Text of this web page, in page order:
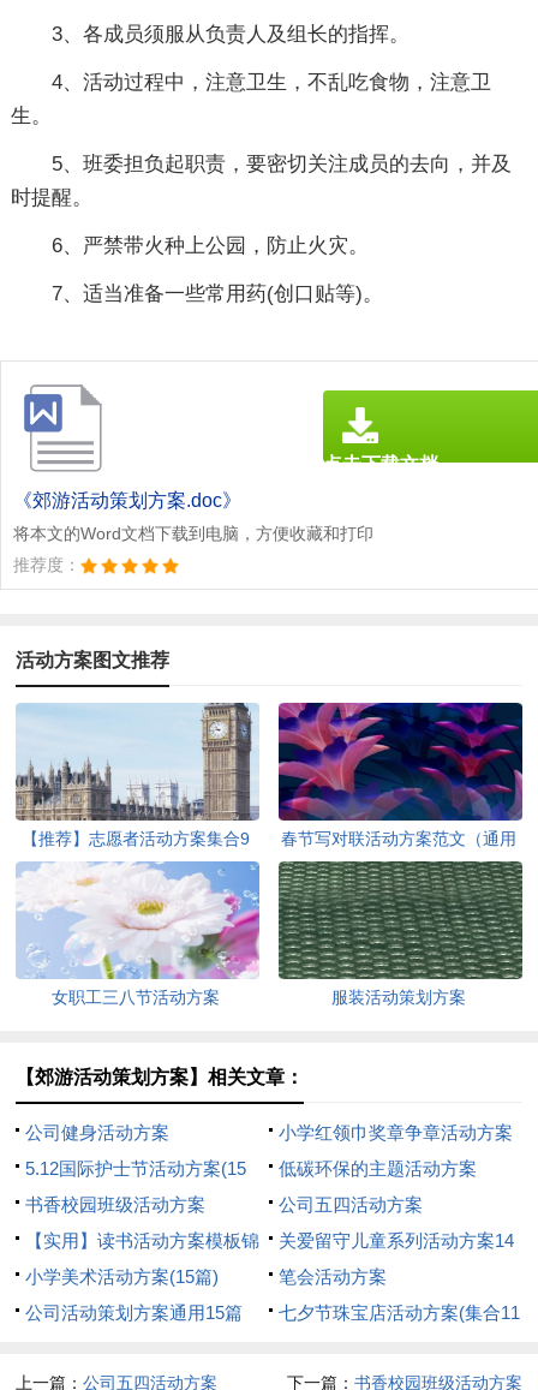
3、各成员须服从负责人及组长的指挥。
4、活动过程中，注意卫生，不乱吃食物，注意卫
生。
5、班委担负起职责，要密切关注成员的去向，并及
时提醒。
6、严禁带火种上公园，防止火灾。
7、适当准备一些常用药(创口贴等)。
《郊游活动策划方案.doc》
将本文的Word文档下载到电脑，方便收藏和打印
推荐度：
点击下载文档
活动方案图文推荐
【推荐】志愿者活动方案集合9
篇
春节写对联活动方案范文（通用
12篇）
女职工三八节活动方案 服装活动策划方案
【郊游活动策划方案】相关文章：
公司健身活动方案
小学红领巾奖章争章活动方案
5.12国际护士节活动方案(15
篇)
低碳环保的主题活动方案
书香校园班级活动方案
公司五四活动方案
【实用】读书活动方案模板锦
集五篇
关爱留守儿童系列活动方案14
篇
小学美术活动方案(15篇)
笔会活动方案
公司活动策划方案通用15篇
七夕节珠宝店活动方案(集合11
上一篇：公司五四活动方案 下一篇： 书香校园班级活动方案